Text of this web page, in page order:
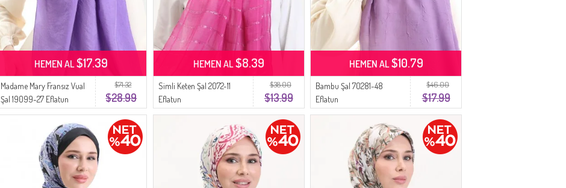
$71.32
$28.99
Madame Mary Fransız Vual
Şal 19099-27 Eflatun
HEMEN AL$17.39
$38.00
$13.99
Simli Keten Şal 2072-11
Eflatun
HEMEN AL$8.39
$46.00
$17.99
Bambu Şal 70281-48
Eflatun
HEMEN AL$10.79